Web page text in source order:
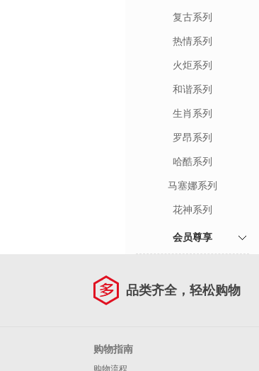
复古系列
热情系列
火炬系列
和谐系列
生肖系列
罗昂系列
哈酷系列
马塞娜系列
花神系列
会员尊享
品类齐全，轻松购物
购物指南
购物流程